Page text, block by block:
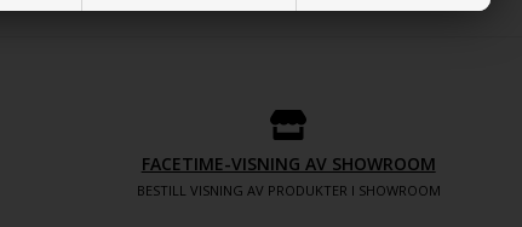
FACETIME-VISNING AV SHOWROOM
BESTILL VISNING AV PRODUKTER I SHOWROOM